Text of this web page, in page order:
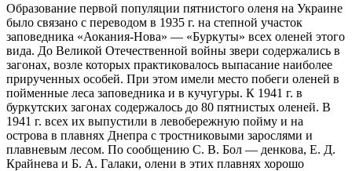
Образование первой популяции пятнистого оленя на Украине
было связано с переводом в 1935 г. на степной участок
заповедника «Аокания-Нова» — «Буркуты» всех оленей этого
вида. До Великой Отечественной войны звери содержались в
загонах, возле которых практиковалось выпасание наиболее
прирученных особей. При этом имели место побеги оленей в
пойменные леса заповедника и в кучугуры. К 1941 г. в
буркутских загонах содержалось до 80 пятнистых оленей. В
1941 г. всех их выпустили в левобережную пойму и на
острова в плавнях Днепра с тростниковыми зарослями и
плавневым лесом. По сообщению С. В. Бол — денкова, Е. Д.
Крайнева и Б. А. Галаки, олени в этих плавнях хорошо